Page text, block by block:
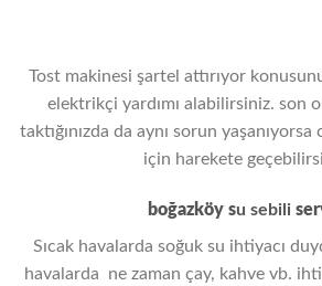
Tost makinesi şartel attırıyor
elektrikçi yardımı alabilirsiniz. son
taktığınızda da aynı sorun
için harekete
boğazköy su sebili
Sıcak havalarda soğuk su ihtiyacı
havalarda ne zaman çay, kahve vb.